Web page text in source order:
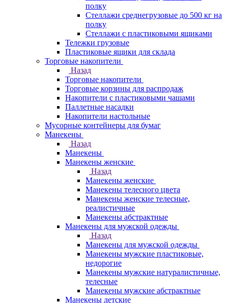
полку
Стеллажи среднегрузовые до 500 кг на
полку
Стеллажи с пластиковыми ящиками
Тележки грузовые
Пластиковые ящики для склада
Торговые накопители
Назад
Торговые накопители
Торговые корзины для распродаж
Накопители с пластиковыми чашами
Паллетные насадки
Накопители настольные
Мусорные контейнеры для бумаг
Манекены
Назад
Манекены
Манекены женские
Назад
Манекены женские
Манекены телесного цвета
Манекены женские телесные,
реалистичные
Манекены абстрактные
Манекены для мужской одежды
Назад
Манекены для мужской одежды
Манекены мужские пластиковые,
недорогие
Манекены мужские натуралистичные,
телесные
Манекены мужские абстрактные
Манекены детские